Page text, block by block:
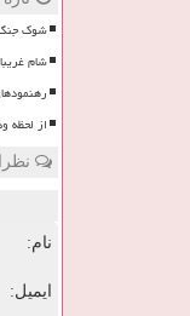
شوک جنگ
شام
از لحظه
نام:
ایمیل: